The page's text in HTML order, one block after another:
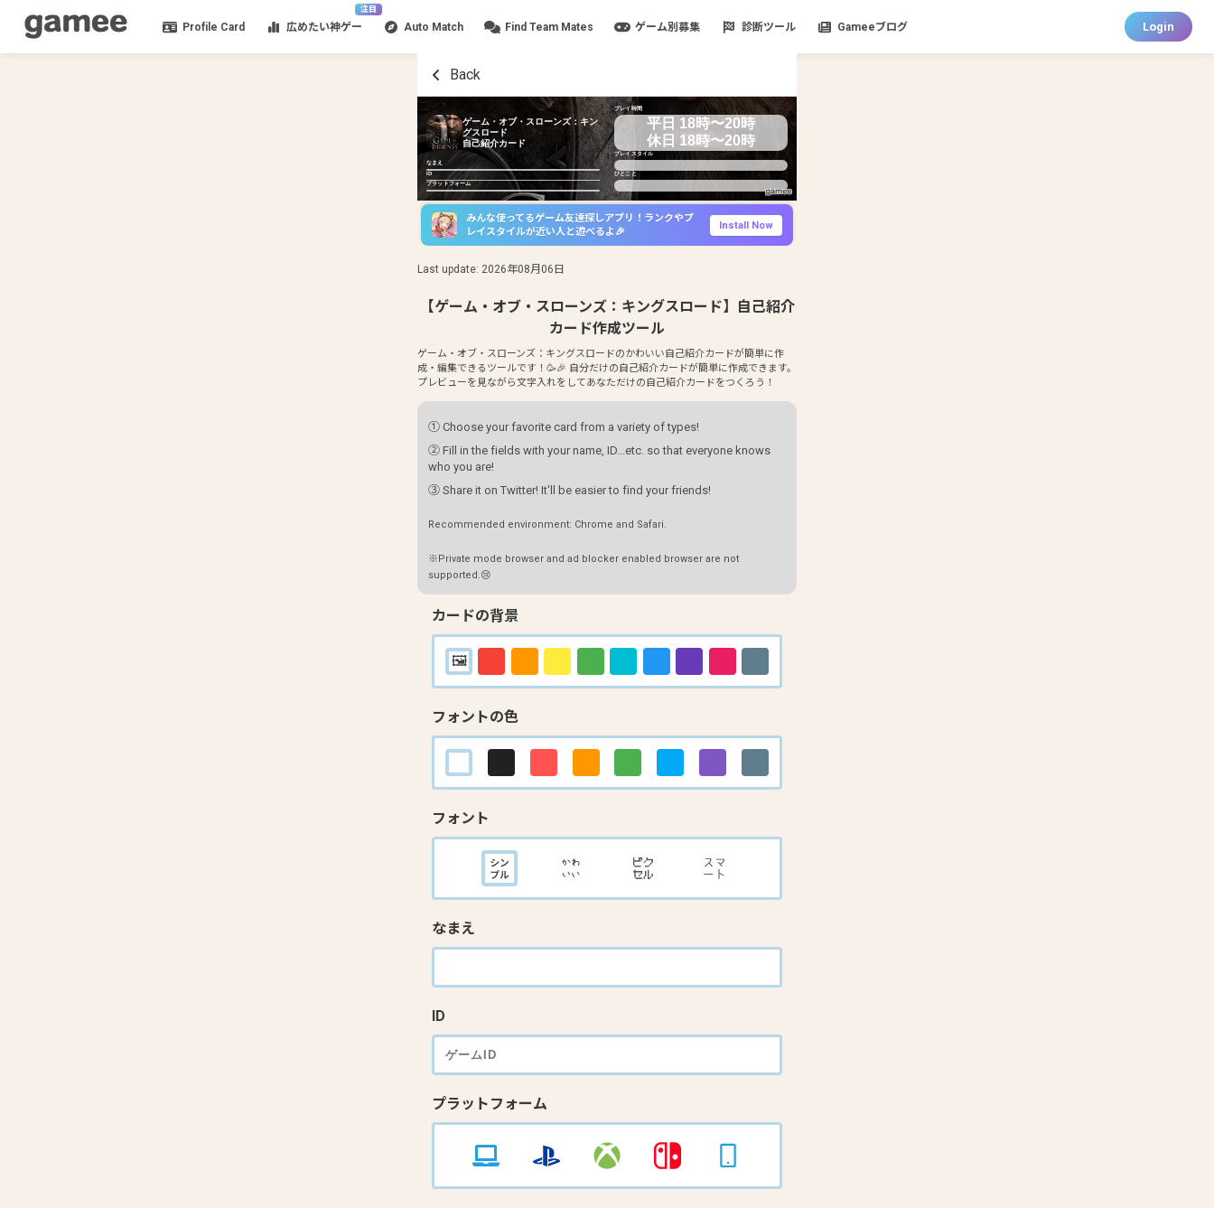
Profile Card
注目
広めたい神ゲー Auto Match Find Team Mates ゲーム別募集 診断ツール Gameeブログ Login
Back
ゲーム・オブ・スローンズ：キン
グスロード
自己紹介カード
なまえ
ID
プラットフォーム
プレイ時間
平日 18時〜20時
休日 18時〜20時
プレイスタイル
ひとこと
みんな使ってるゲーム友達探しアプリ！ランクやプ
レイスタイルが近い人と遊べるよ🎉
Install Now
Last update: 2026年08月06日
【ゲーム・オブ・スローンズ：キングスロード】自己紹介
カード作成ツール
ゲーム・オブ・スローンズ：キングスロードのかわいい自己紹介カードが簡単に作
成・編集できるツールです！🥳🎉 自分だけの自己紹介カードが簡単に作成できます。
プレビューを見ながら文字入れをしてあなただけの自己紹介カードをつくろう！
① Choose your favorite card from a variety of types!
② Fill in the fields with your name, ID...etc. so that everyone knows
who you are!
③ Share it on Twitter! It'll be easier to find your friends!
Recommended environment: Chrome and Safari.
※Private mode browser and ad blocker enabled browser are not
supported.😢
カードの背景
フォントの色
フォント
なまえ
ID
プラットフォーム